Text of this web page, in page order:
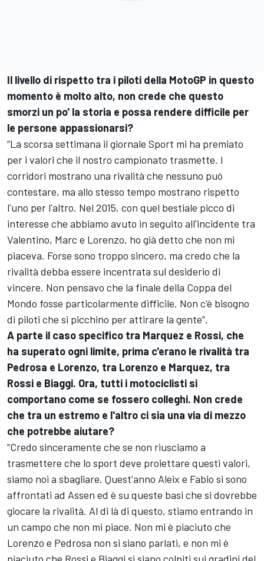
Il livello di rispetto tra i piloti della MotoGP in questo
momento è molto alto, non crede che questo
smorzi un po' la storia e possa rendere difficile per
le persone appassionarsi?
“La scorsa settimana il giornale Sport mi ha premiato
per i valori che il nostro campionato trasmette. I
corridori mostrano una rivalità che nessuno può
contestare, ma allo stesso tempo mostrano rispetto
l'uno per l'altro. Nel 2015, con quel bestiale picco di
interesse che abbiamo avuto in seguito all'incidente tra
Valentino, Marc e Lorenzo, ho già detto che non mi
piaceva. Forse sono troppo sincero, ma credo che la
rivalità debba essere incentrata sul desiderio di
vincere. Non pensavo che la finale della Coppa del
Mondo fosse particolarmente difficile. Non c'è bisogno
di piloti che si picchino per attirare la gente”.
A parte il caso specifico tra Marquez e Rossi, che
ha superato ogni limite, prima c'erano le rivalità tra
Pedrosa e Lorenzo, tra Lorenzo e Marquez, tra
Rossi e Biaggi. Ora, tutti i motociclisti si
comportano come se fossero colleghi. Non crede
che tra un estremo e l'altro ci sia una via di mezzo
che potrebbe aiutare?
“Credo sinceramente che se non riusciamo a
trasmettere che lo sport deve proiettare questi valori,
siamo noi a sbagliare. Quest'anno Aleix e Fabio si sono
affrontati ad Assen ed è su queste basi che si dovrebbe
giocare la rivalità. Al di là di questo, stiamo entrando in
un campo che non mi piace. Non mi è piaciuto che
Lorenzo e Pedrosa non si siano parlati, e non mi è